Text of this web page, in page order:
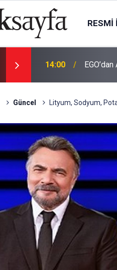
RESMI
14:00
Güncel Lityum, Sodyum,